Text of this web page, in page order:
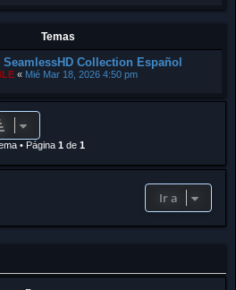
Temas
Collection Español
« Mié Mar 18, 2026 4:50 pm
• Página 1 de 1
Ir a